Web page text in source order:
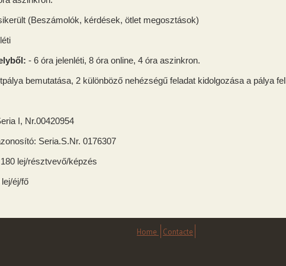
(Beszámolók, kérdések, ötlet megosztások)
- 6 óra jelenléti, 8 óra online, 4 óra aszinkron.
bemutatása, 2 különböző nehézségű feladat kidolgozása a pálya
I, Nr.00420954
Seria.S.Nr. 0176307
lej/résztvevő/képzés
éj/fő
Home Contacte